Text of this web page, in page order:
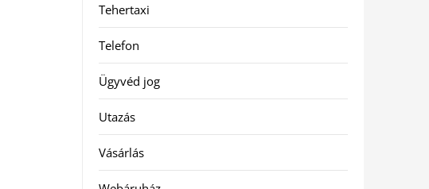
Tehertaxi
Telefon
Ügyvéd jog
Utazás
Vásárlás